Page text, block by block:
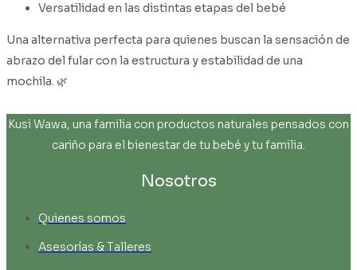
Versatilidad en las distintas etapas del bebé
Una alternativa perfecta para quienes buscan la sensación de
abrazo del fular con la estructura y estabilidad de una
mochila. 🌿
Kusi Wawa, una familia con productos naturales pensados con
cariño para el bienestar de tu bebé y tu familia.
Nosotros
Quienes somos
Asesorías & Talleres